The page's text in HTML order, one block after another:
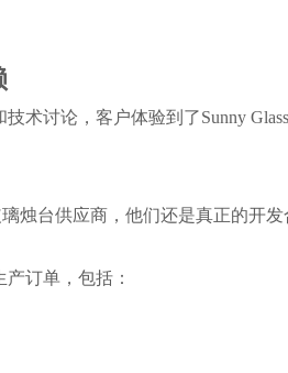
术讨论，客户体验到了Sunny
烛台供应商，他们还是真正的开
订单，包括：